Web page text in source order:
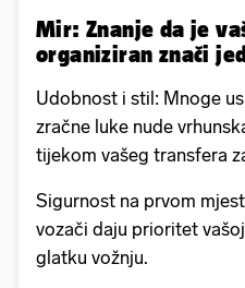
Mir: Znanje da je
organiziran znači
Udobnost i stil: Mnoge
zračne luke nude
tijekom vašeg transfera
Sigurnost na prvom
vozači daju prioritet
glatku vožnju.